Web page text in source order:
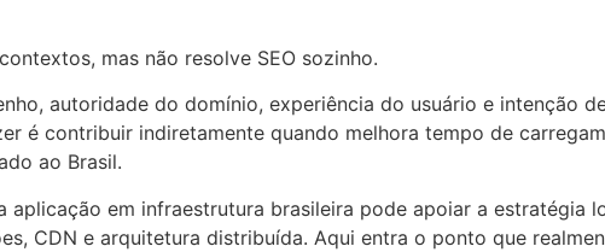
mas não resolve SEO sozinho.
autoridade do domínio, experiência do usuário e intenção
é contribuir indiretamente quando melhora tempo de
ao Brasil.
em infraestrutura brasileira pode apoiar a estratégia
CDN e arquitetura distribuída. Aqui entra o ponto que